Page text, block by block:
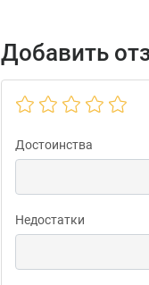
Добавить
Достоинства
Недостатки